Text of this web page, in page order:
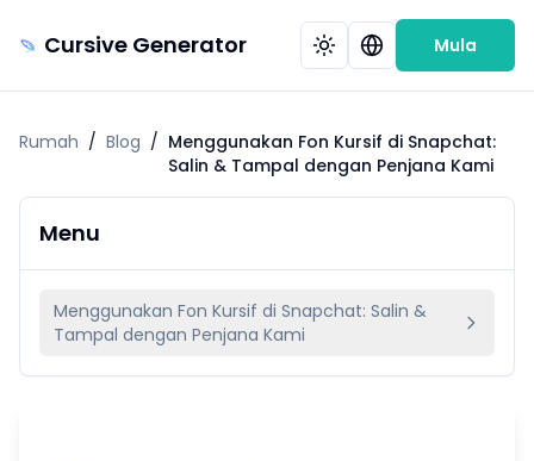
Cursive Generator Mula
Rumah / Blog / Menggunakan Fon Kursif di Snapchat:
Salin & Tampal dengan Penjana Kami
Menu
Menggunakan Fon Kursif di Snapchat: Salin &
Tampal dengan Penjana Kami